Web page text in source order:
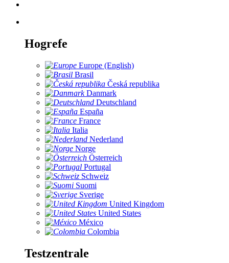
Hogrefe
Europe (English)
Brasil
Česká republika
Danmark
Deutschland
España
France
Italia
Nederland
Norge
Österreich
Portugal
Schweiz
Suomi
Sverige
United Kingdom
United States
México
Colombia
Testzentrale